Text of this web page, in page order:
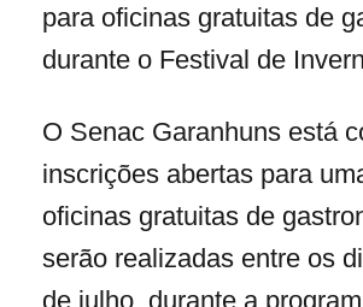
para oficinas gratuitas de
durante o Festival de
O Senac Garanhuns está
inscrições abertas para
oficinas gratuitas de
serão realizadas entre os
de julho, durante a